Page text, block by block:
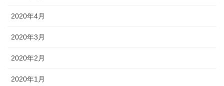
2020年4月
2020年3月
2020年2月
2020年1月